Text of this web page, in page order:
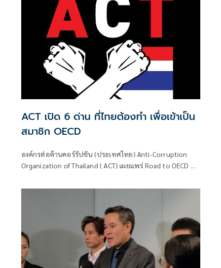
ภาครัฐ ลงถึงระดับการรับคนเข้ามาเป็นข้าราชการท้องถิ่นทั่ว
ประเทศ เรียก 1.5หมื่นคน แต่โกงไปแล้ว 5,900 คน หรือ 1 ใน 3
ทุจริตแน่นอน และอาจมีเพิ่ม ทั้งนี้เป็นสิ่งที่ต้องตั้งคำถามคือ นำ
เงินที่ไหนมาจ่าย ยืมคนในครอบครัว หากคนในครอบครัวรู้ว่า
นำไปซื้อตำแหน่ง เท่ากับว่าสนับสนุนการโกงให้เกิดขึ้น
ACT เปิด 6 ด่าน ที่ไทยต้องทำ เพื่อเข้าเป็น
สมาชิก OECD
องค์กรต่อต้านคอร์รัปชัน (ประเทศไทย) Anti-Corruption
Organization of Thailand ( ACT) เผยแพร่ Road to OECD 6